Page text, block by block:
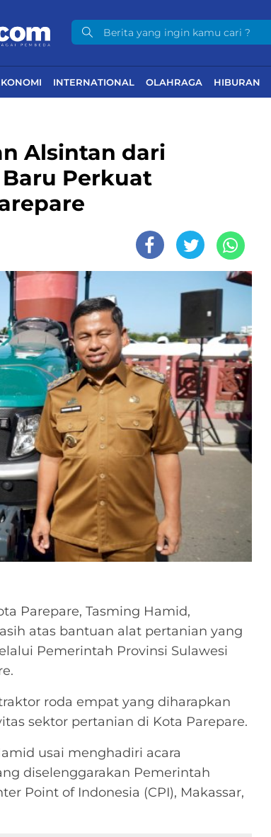
INTERNATIONAL OLAHRAGA HIBURAN
Alsintan dari
Perkuat
Parepare, Tasming Hamid,
atas bantuan alat pertanian yang
Pemerintah Provinsi Sulawesi
roda empat yang diharapkan
sektor pertanian di Kota Parepare.
usai menghadiri acara
diselenggarakan Pemerintah
Point of Indonesia (CPI), Makassar,